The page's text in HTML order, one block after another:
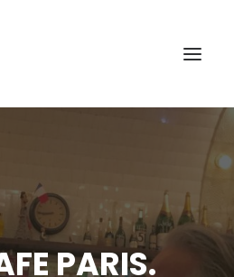
PARIS.